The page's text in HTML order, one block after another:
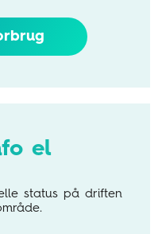
el
status på driften